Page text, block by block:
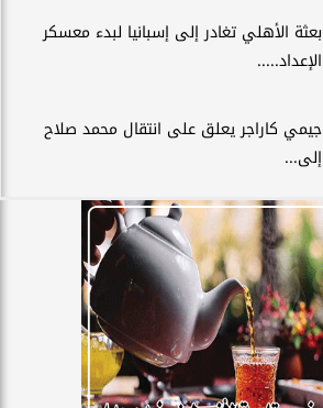
بعثة الأهلي تغادر إلى إسبانيا لبدء معسكر
الإعداد.....
جيمي كاراجر يعلق على انتقال محمد صلاح
إلى...